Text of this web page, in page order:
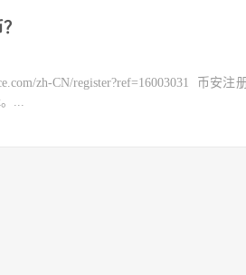
zh-CN/register?ref=16003031 币安注
...